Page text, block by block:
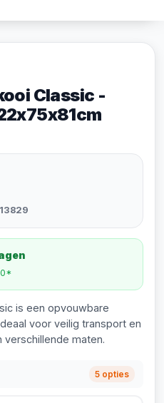
Classic -
13829
is een opvouwbare
voor veilig transport en
verschillende maten.
5 opties